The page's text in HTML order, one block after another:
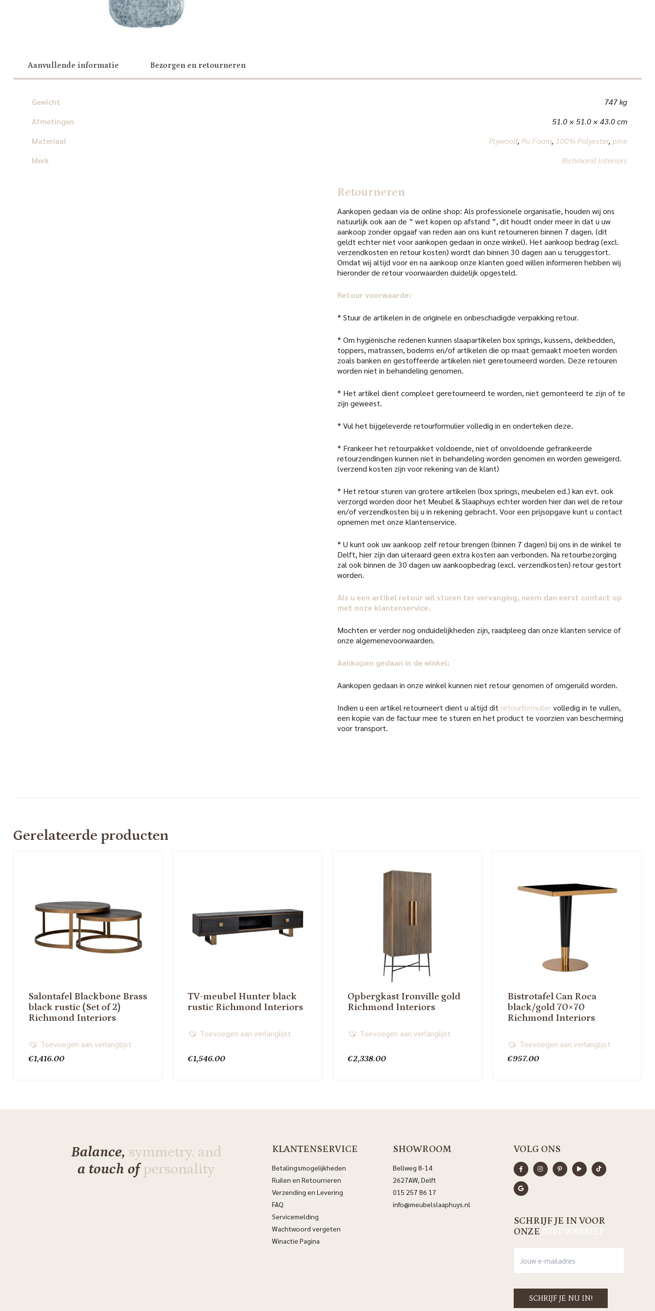
Aanvullende informatie Bezorgen en retourneren
Gewicht
747 kg
Afmetingen
51.0 × 51.0 × 43.0 cm
Materiaal
Plywood, Pu Foam, 100% Polyester, pine
Merk
Richmond Interiors
Retourneren
Aankopen gedaan via de online shop: Als professionele organisatie, houden wij ons
natuurlijk ook aan de ” wet kopen op afstand ”, dit houdt onder meer in dat u uw
aankoop zonder opgaaf van reden aan ons kunt retourneren binnen 7 dagen. (dit
geldt echter niet voor aankopen gedaan in onze winkel). Het aankoop bedrag (excl.
verzendkosten en retour kosten) wordt dan binnen 30 dagen aan u teruggestort.
Omdat wij altijd voor en na aankoop onze klanten goed willen informeren hebben wij
hieronder de retour voorwaarden duidelijk opgesteld.
Retour voorwaarde:
* Stuur de artikelen in de originele en onbeschadigde verpakking retour.
* Om hygiënische redenen kunnen slaapartikelen box springs, kussens, dekbedden,
toppers, matrassen, bodems en/of artikelen die op maat gemaakt moeten worden
zoals banken en gestoffeerde artikelen niet geretourneerd worden. Deze retouren
worden niet in behandeling genomen.
* Het artikel dient compleet geretourneerd te worden, niet gemonteerd te zijn of te
zijn geweest.
* Vul het bijgeleverde retourformulier volledig in en onderteken deze.
* Frankeer het retourpakket voldoende, niet of onvoldoende gefrankeerde
retourzendingen kunnen niet in behandeling worden genomen en worden geweigerd.
(verzend kosten zijn voor rekening van de klant)
* Het retour sturen van grotere artikelen (box springs, meubelen ed.) kan evt. ook
verzorgd worden door het Meubel & Slaaphuys echter worden hier dan wel de retour
en/of verzendkosten bij u in rekening gebracht. Voor een prijsopgave kunt u contact
opnemen met onze klantenservice.
* U kunt ook uw aankoop zelf retour brengen (binnen 7 dagen) bij ons in de winkel te
Delft, hier zijn dan uiteraard geen extra kosten aan verbonden. Na retourbezorging
zal ook binnen de 30 dagen uw aankoopbedrag (excl. verzendkosten) retour gestort
worden.
Als u een artikel retour wil sturen ter vervanging, neem dan eerst contact op
met onze klantenservice.
Mochten er verder nog onduidelijkheden zijn, raadpleeg dan onze klanten service of
onze algemenevoorwaarden.
Aankopen gedaan in de winkel:
Aankopen gedaan in onze winkel kunnen niet retour genomen of omgeruild worden.
Indien u een artikel retourneert dient u altijd dit retourformuliervolledig in te vullen,
een kopie van de factuur mee te sturen en het product te voorzien van bescherming
voor transport.
Gerelateerde producten
Salontafel Blackbone Brass
black rustic (Set of 2)
Richmond Interiors
€1,416.00
Toevoegen aan verlanglijst
TV-meubel Hunter black
rustic Richmond Interiors
€1,546.00
Toevoegen aan verlanglijst
Opbergkast Ironville gold
Richmond Interiors
€2,338.00
Toevoegen aan verlanglijst
Bistrotafel Can Roca
black/gold 70×70
Richmond Interiors
€957.00
Toevoegen aan verlanglijst
Balance, symmetry, and
a touch ofpersonality
KLANTENSERVICE
Betalingsmogelijkheden
Ruilen en Retourneren
Verzending en Levering
FAQ
Servicemelding
Wachtwoord vergeten
Winactie Pagina
SHOWROOM
Bellweg 8-14
2627AW, Delft
015 257 86 17
info@meubelslaaphuys.nl
VOLG ONS
SCHRIJF JE IN VOOR
ONZE NIEUWSBRIEF